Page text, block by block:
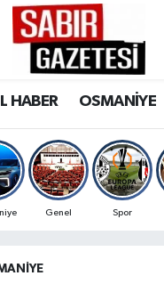
HABER OSMANİYE
Genel Spor
Nöbetçi Eczaneler
Trafik Yoğunluk
Durumu ve Fikstür